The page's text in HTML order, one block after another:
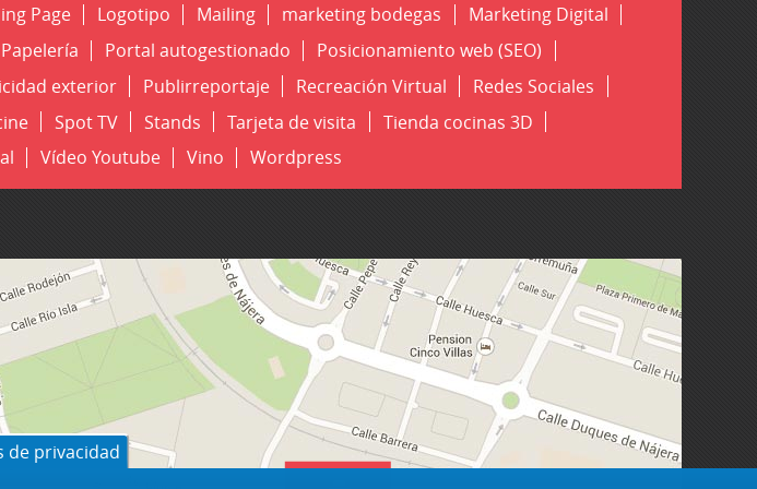
Page Logotipo Mailing marketing bodegas
Marketing Digital
Papelería Portal autogestionado
Posicionamiento web (SEO)
exterior Publirreportaje Recreación Virtual
Redes Sociales
Spot TV Stands Tarjeta de visita
Tienda cocinas 3D
Vídeo Youtube Vino Wordpress
de privacidad